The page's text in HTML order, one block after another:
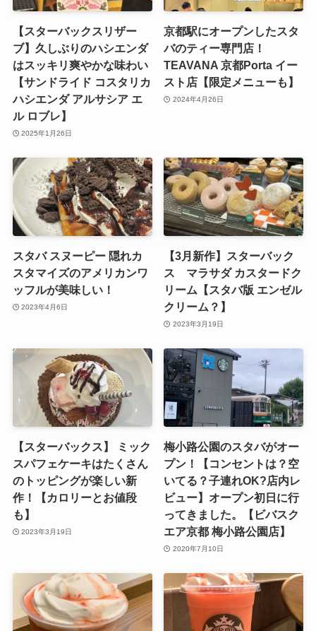
【スターバックスリザー
ブ】久しぶりのハシエンダ
はスッキリ爽やかな味わい
【サンドライド コスタリカ
ハシエンダ アルサシア エ
ル ロブレ】
2025年1月26日
京都駅にオープンしたスタ
バのティー専門店！
TEAVANA 京都Porta イー
スト店【限定メニューも】
2024年4月26日
スタバ スヌーピー 隠れカ
スタマイズのアメリカンワ
ッフルが美味しい！
2023年4月6日
【3月新作】スターバック
ス マラサダ カスタードク
リーム【スタバ版 エンゼル
クリーム？】
2023年3月19日
【スターバックス】 ミック
スパフェケーキはたくさん
のトッピングが楽しい新
作！【カロリーとお値段
も】
2023年3月19日
梅小路公園のスタバがオー
プン！【コンセントは？空
いてる？子連れOK?店内レ
ビュー】オープン初日に行
ってきました。【ビバスク
エア京都 梅小路公園店】
2020年7月10日